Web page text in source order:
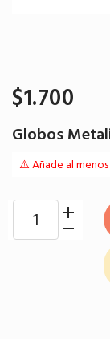
$1.700
Globos
⚠️ Añade al